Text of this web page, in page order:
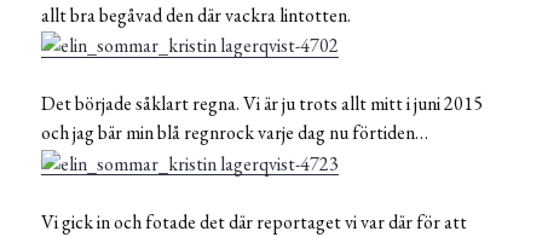
allt bra begåvad den där vackra lintotten.
Det började såklart regna. Vi är ju trots allt mitt i juni 2015
och jag bär min blå regnrock varje dag nu förtiden…
Vi gick in och fotade det där reportaget vi var där för att